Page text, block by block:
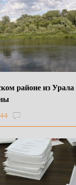
районе из Урала